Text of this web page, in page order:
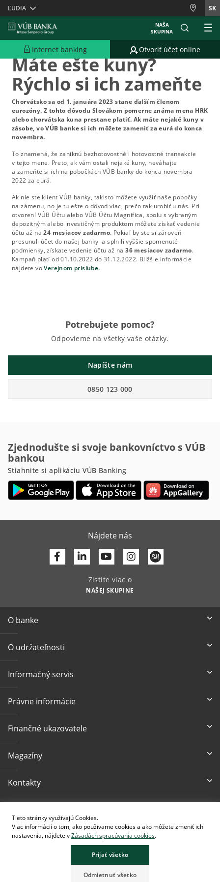
Tieto stránky využívajú Cookies.
Viac informácií o tom, ako používame cookies a ako môžete zmeniť ich
nastavenia, nájdete vZásadách spracúvania cookies.
Prijať všetko
Odmietnuť všetko
Skiplinks
ĽUDIA SK
NAŠA
SKUPINA
Internet banking Otvoriť účet online
27.09.2022
Máte ešte kuny?
Rýchlo si ich zameňte
Chorvátsko sa od 1. januára 2023 stane ďalším členom
eurozóny. Z tohto dôvodu Slovákom pomerne známa mena HRK
alebo chorvátska kuna prestane platiť. Ak máte nejaké kuny v
zásobe, vo VÚB banke si ich môžete zameniť za eurá do konca
novembra.
To znamená, že zaniknú bezhotovostné i hotovostné transakcie
v tejto mene. Preto, ak vám ostali nejaké kuny, neváhajte
a zameňte si ich na pobočkách VÚB banky do konca novembra
2022 za eurá.
Ak nie ste klient VÚB banky, takisto môžete využiť naše pobočky
na zámenu, no je tu ešte o dôvod viac, prečo tak urobiť u nás. Pri
otvorení VÚB Účtu alebo VÚB Účtu Magnifica, spolu s vybraným
depozitným alebo investičným produktom môžete získať vedenie
účtu až na24 mesiacov zadarmo. Pokiaľ by ste si zároveň
presunuli účet do našej banky a splnili vyššie spomenuté
podmienky, získate vedenie účtu až na36 mesiacov zadarmo.
Kampaň platí od 01.10.2022 do 31.12.2022. Bližšie informácie
nájdete voVerejnom prísľube.
Potrebujete pomoc?
Odpovieme na všetky vaše otázky.
Napíšte nám
0850 123 000
Zjednodušte si svoje bankovníctvo s VÚB
bankou
Stiahnite si aplikáciu VÚB Banking
Nájdete nás
Facebook
LinkedinYoutube
Zistite viac o
NAŠEJ SKUPINE
O banke
O udržateľnosti
Informačný servis
Právne informácie
Finančné ukazovatele
Magazíny
Kontakty